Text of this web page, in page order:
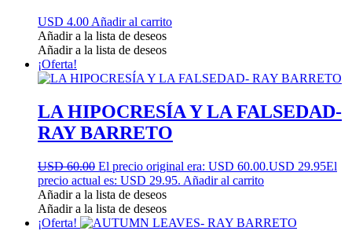
USD 4.00Añadir al carrito
Añadir a la lista de deseos
Añadir a la lista de deseos
¡Oferta!
LA HIPOCRESÍA Y LA FALSEDAD-
RAY BARRETO
USD 60.00 El precio original era: USD 60.00.USD 29.95El
precio actual es: USD 29.95. Añadir al carrito
Añadir a la lista de deseos
Añadir a la lista de deseos
¡Oferta!